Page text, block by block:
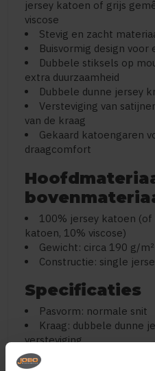
jersey katoen of grijs
viscose
Stevig en zacht
Buisvormig design
Dubbele stiksels op
extra duurzaamheid
Dubbele dunne jersey
Versteviging van
van de kraag
Gekaard katoengaren
draagcomfort
100% jersey katoen
katoen, 10% viscose)
Gewicht: circa 190 g/m²
Constructie: single
Specificaties
Pasvorm: normale snit
Kraag: dubbele dunne
versteviging
Manchetten: dubbele